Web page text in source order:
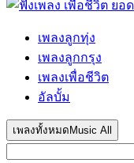
เพลงลูกทุ่ง
เพลงลูกกรุง
เพลงเพื่อชีวิต
อัลบั้ม
เพลงทั้งหมด Music All